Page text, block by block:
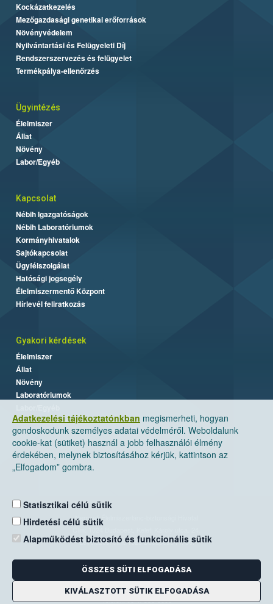
Adatkezelési tájékoztatónkban megismerheti, hogyan
gondoskodunk személyes adatai védelméről. Weboldalunk
cookie-kat (sütiket) használ a jobb felhasználói élmény
érdekében, melynek biztosításához kérjük, kattintson az
„Elfogadom” gombra.
Statisztikai célú sütik
Hirdetési célú sütik
Alapműködést biztosító és funkcionális sütik
ÖSSZES SÜTI ELFOGADÁSA
KIVÁLASZTOTT SÜTIK ELFOGADÁSA
Kockázatkezelés
Mezőgazdasági genetikai erőforrások
Növényvédelem
Nyilvántartási és Felügyeleti Díj
Rendszerszervezés és felügyelet
Termékpálya-ellenőrzés
Ügyintézés
Élelmiszer
Állat
Növény
Labor/Egyéb
Kapcsolat
Nébih Igazgatóságok
Nébih Laboratóriumok
Kormányhivatalok
Sajtókapcsolat
Ügyfélszolgálat
Hatósági jogsegély
Élelmiszermentő Központ
Hírlevél feliratkozás
Gyakori kérdések
Élelmiszer
Állat
Növény
Laboratóriumok
Nemzeti Élelmiszerlánc-biztonsági Hivatal
Levelezési cím: 1525 Budapest. Pf. 30.
E-mail:ugyfelszolgalat@nebih.gov.hu
Zöld szám: 06-80/263-244
Telefon: 06-1/ 336-9000